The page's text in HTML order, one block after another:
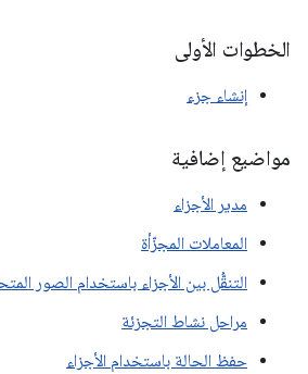
الخطوات الأولى
إنشاء جزء
مواضيع إضافية
مدير الأجزاء
المعاملات المجزّأة
التنقُّل بين الأجزاء باستخدام الصور
مراحل نشاط التجزئة
حفظ الحالة باستخدام الأجزاء